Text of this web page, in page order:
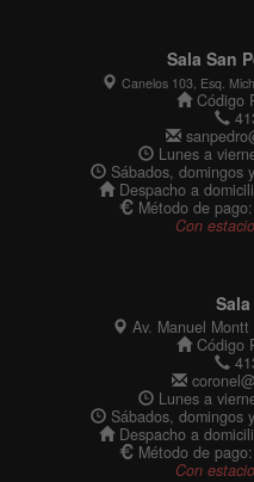
Sala San
Canelos 103, Esq.
Código
Lunes a
Sábados, domingos
Despacho a
Método de
Con
Av. Manuel
Código
Lunes a
Sábados, domingos
Despacho a
Método de
Con